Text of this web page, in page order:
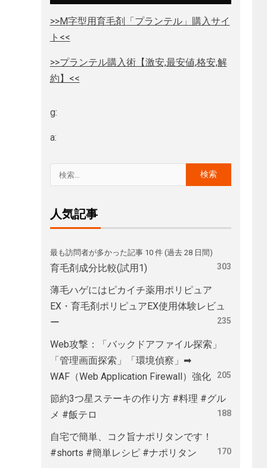
>>M字型用育毛剤「プランテル」購入サイ
ト<<
>>プランテル購入術【激安,最安値,格安,解
約】<<
g:
a:
人気記事
最も訪問者が多かった記事 10 件 (過去 28 日間)
育毛剤成分比較(試用1) 303
薄毛ハゲにはピカイチ薬用ポリピュア
EX・育毛剤ポリピュアEX使用体験レビュ
ー
235
Web攻撃：「バックドアファイル探索」
「管理画面探索」「環境偵察」➡
WAF（Web Application Firewall）強化
205
節約3つ星ステーキの作り方 #料理 #グル
メ #飯テロ
188
自宅で簡単、コク旨ナポリタンです！
#shorts #簡単レシピ #ナポリタン
170